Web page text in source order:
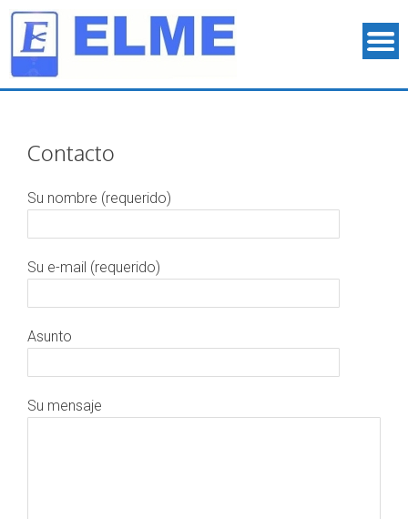
Contacto
Su nombre (requerido)
Su e-mail (requerido)
Asunto
Su mensaje